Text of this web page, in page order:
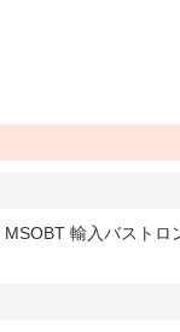
MSOBT 輸入バスト